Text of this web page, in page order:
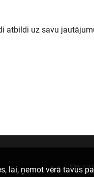
atbildi uz savu
lai, ņemot vērā tavus
Mēs